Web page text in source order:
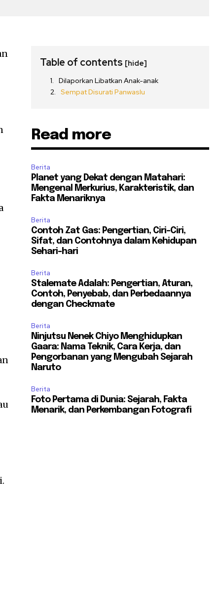
Table of contents [hide]
Dilaporkan Libatkan Anak-anak
Sempat Disurati Panwaslu
Read more
Berita
Planet yang Dekat dengan Matahari:
Mengenal Merkurius, Karakteristik, dan
Fakta Menariknya
Berita
Contoh Zat Gas: Pengertian, Ciri-Ciri,
Sifat, dan Contohnya dalam Kehidupan
Sehari-hari
Berita
Stalemate Adalah: Pengertian, Aturan,
Contoh, Penyebab, dan Perbedaannya
dengan Checkmate
Berita
Ninjutsu Nenek Chiyo Menghidupkan
Gaara: Nama Teknik, Cara Kerja, dan
Pengorbanan yang Mengubah Sejarah
Naruto
Berita
Foto Pertama di Dunia: Sejarah, Fakta
Menarik, dan Perkembangan Fotografi